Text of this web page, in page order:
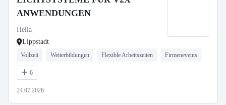
ANWENDUNGEN
Hella
Lippstadt
Vollzeit Weiterbildungen Flexible Arbeitszeiten Firmenevents
6
24.07.2026